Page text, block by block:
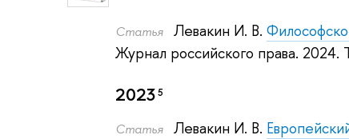
Статья Левакин И. В.
Журнал российского права. 2024.
20235
Статья Левакин И. В.